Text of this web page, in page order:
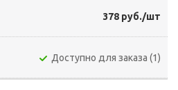
378 руб./шт
Доступно для заказа (1)